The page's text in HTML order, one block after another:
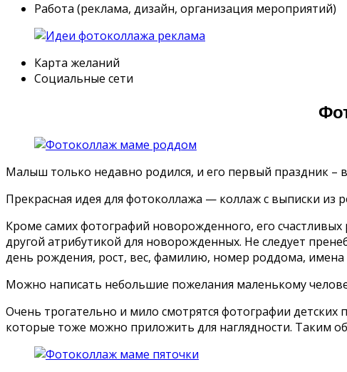
Работа (реклама, дизайн, организация мероприятий)
Карта желаний
Социальные сети
Малыш только недавно родился, и его первый праздник –
Прекрасная идея для фотоколлажа — коллаж с выписки из
Кроме самих фотографий новорожденного, его
другой атрибутикой для новорожденных. Не следует
день рождения, рост, вес, фамилию, номер роддома,
Можно написать небольшие пожелания маленькому
Очень трогательно и мило смотрятся фотографии
которые тоже можно приложить для наглядности. Таким